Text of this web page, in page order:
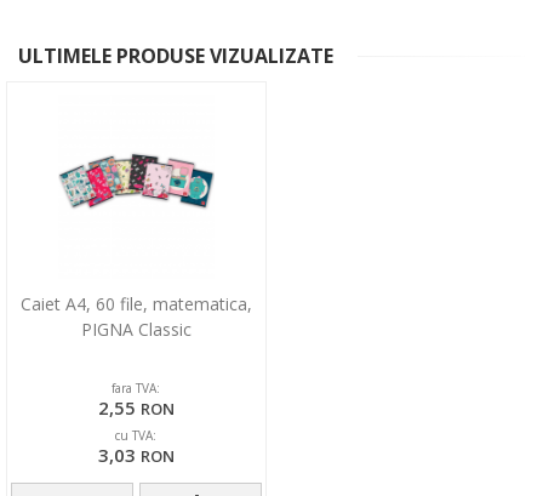
ULTIMELE PRODUSE VIZUALIZATE
Caiet A4, 60 file, matematica,
PIGNA Classic
fara TVA:
2,55 RON
cu TVA:
3,03 RON